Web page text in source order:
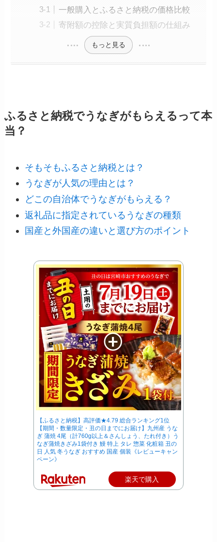
一般購入とふるさと納税の価格比較
寄附額の控除と実質負担額の仕組み
もっと見る
ふるさと納税でうなぎがもらえるって本
当？
そもそもふるさと納税とは？
うなぎが人気の理由とは？
どこの自治体でうなぎがもらえる？
返礼品に指定されているうなぎの種類
国産と外国産の違いと選び方のポイント
【ふるさと納税】高評価★4.79 総合ランキング1位
【期間・数量限定・丑の日までにお届け】九州産 うな
ぎ 蒲焼 4尾（計760g以上＆さんしょう、たれ付き）う
なぎ蒲焼きざみ1袋付き 鰻 特上 タレ 惣菜 化粧箱 丑の
日 人気 冬うなぎ おすすめ 国産 個装《レビューキャン
ペーン》
楽天で購入